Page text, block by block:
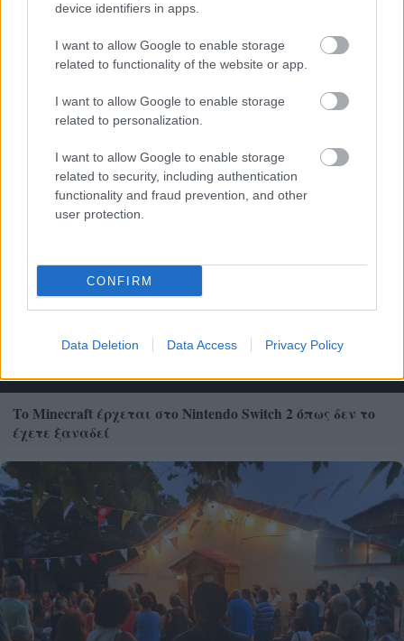
device identifiers in apps.
I want to allow Google to enable storage
related to functionality of the website or app.
I want to allow Google to enable storage
related to personalization.
I want to allow Google to enable storage
related to security, including authentication
functionality and fraud prevention, and other
user protection.
CONFIRM
Data Deletion Data Access Privacy Policy
Τουρισμός για Ολους 2026: Τα SOS για να κερδίσετε το
Το Minecraft έρχεται στο Nintendo Switch 2 όπως δεν το
έχετε ξαναδεί